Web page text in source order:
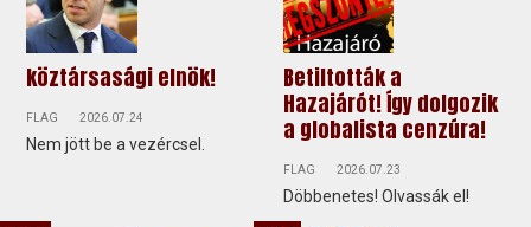
köztársasági elnök!
FLAG 2026.07.24
Nem jött be a vezércsel.
Betiltották a
Hazajárót! Így dolgozik
a globalista cenzúra!
FLAG 2026.07.23
Döbbenetes! Olvassák el!